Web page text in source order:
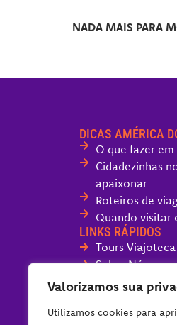
Valorizamos sua
Utilizamos cookies para
NADA MAIS PARA
DICAS AMÉRICA
O que fazer
Cidadezinhas
apaixonar
Roteiros de
Quando visitar
LINKS RÁPIDOS
Tours Viajoteca
Sobre Nós
Fale com o
Políticas do Blog